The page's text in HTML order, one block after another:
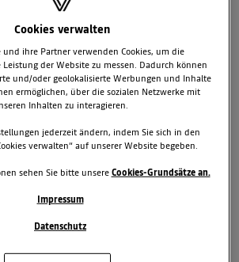
Cookies verwalten
und ihre Partner verwenden Cookies, um die
der Website zu messen. Dadurch können
und/oder geolokalisierte Werbungen und Inhalte
ermöglichen, über die sozialen Netzwerke mit
Inhalten zu interagieren.
jederzeit ändern, indem Sie sich in den
verwalten“ auf unserer Website begeben.
sehen Sie bitte unsereCookies-Grundsätze an.
Impressum
Datenschutz